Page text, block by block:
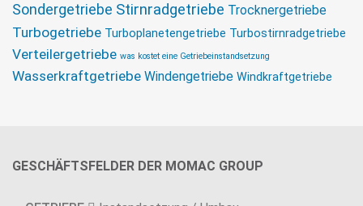
Sondergetriebe Stirnradgetriebe Trocknergetriebe
Turbogetriebe Turboplanetengetriebe Turbostirnradgetriebe
Verteilergetriebe was kostet eine Getriebeinstandsetzung
Wasserkraftgetriebe Windengetriebe Windkraftgetriebe
GESCHÄFTSFELDER DER MOMAC GROUP